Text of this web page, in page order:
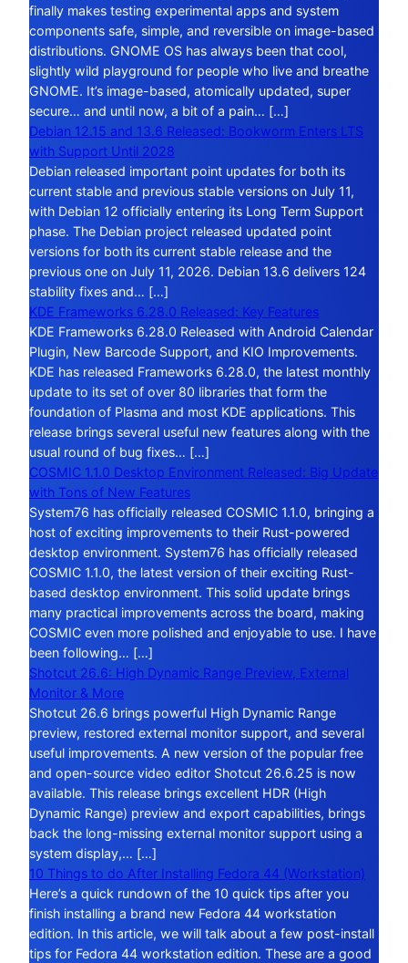
finally makes testing experimental apps and system
components safe, simple, and reversible on image-based
distributions. GNOME OS has always been that cool,
slightly wild playground for people who live and breathe
GNOME. It’s image-based, atomically updated, super
secure… and until now, a bit of a pain… […]
Debian 12.15 and 13.6 Released: Bookworm Enters LTS
with Support Until 2028
Debian released important point updates for both its
current stable and previous stable versions on July 11,
with Debian 12 officially entering its Long Term Support
phase. The Debian project released updated point
versions for both its current stable release and the
previous one on July 11, 2026. Debian 13.6 delivers 124
stability fixes and… […]
KDE Frameworks 6.28.0 Released: Key Features
KDE Frameworks 6.28.0 Released with Android Calendar
Plugin, New Barcode Support, and KIO Improvements.
KDE has released Frameworks 6.28.0, the latest monthly
update to its set of over 80 libraries that form the
foundation of Plasma and most KDE applications. This
release brings several useful new features along with the
usual round of bug fixes… […]
COSMIC 1.1.0 Desktop Environment Released: Big Update
with Tons of New Features
System76 has officially released COSMIC 1.1.0, bringing a
host of exciting improvements to their Rust-powered
desktop environment. System76 has officially released
COSMIC 1.1.0, the latest version of their exciting Rust-
based desktop environment. This solid update brings
many practical improvements across the board, making
COSMIC even more polished and enjoyable to use. I have
been following… […]
Shotcut 26.6: High Dynamic Range Preview, External
Monitor & More
Shotcut 26.6 brings powerful High Dynamic Range
preview, restored external monitor support, and several
useful improvements. A new version of the popular free
and open-source video editor Shotcut 26.6.25 is now
available. This release brings excellent HDR (High
Dynamic Range) preview and export capabilities, brings
back the long-missing external monitor support using a
system display,… […]
10 Things to do After Installing Fedora 44 (Workstation)
Here’s a quick rundown of the 10 quick tips after you
finish installing a brand new Fedora 44 workstation
edition. In this article, we will talk about a few post-install
tips for Fedora 44 workstation edition. These are a good